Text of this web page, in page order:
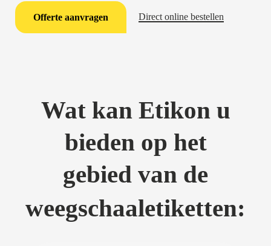
Offerte aanvragen Direct online bestellen
Wat kan Etikon u
bieden op het
gebied van de
weegschaaletiketten: